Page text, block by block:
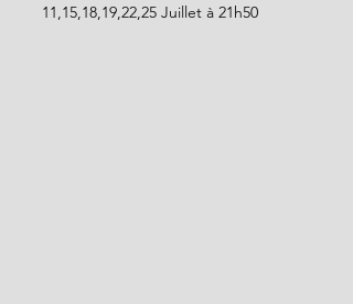
11,15,18,19,22,25 Juillet à 21h50